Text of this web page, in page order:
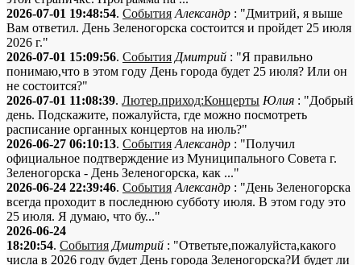
2026-07-01 19:48:54. События Александр : "Дмитрий, я выше
Вам ответил. День Зеленогорска состоится и пройдет 25 июля
2026 г."
2026-07-01 15:09:56. События Дмитрий : "Я правильно
понимаю,что в этом году День города будет 25 июля? Или он
не состоится?"
2026-07-01 11:08:39. Лютер.приход:Концерты Юлия : "Добрый
день. Подскажите, пожалуйста, где можно посмотреть
расписание органных концертов на июль?"
2026-06-27 06:10:13. События Александр : "Получил
официальное подтверждение из Муниципального Совета г.
Зеленогорска - День Зеленогорска, как ..."
2026-06-24 22:39:46. События Александр : "День Зеленогорска
всегда проходит в последнюю субботу июля. В этом году это
25 июля. Я думаю, что бу..."
2026-06-24
18:20:54. События Дмитрий : "Ответьте,пожалуйста,какого
числа в 2026 году будет День города Зеленогорска?И будет ли